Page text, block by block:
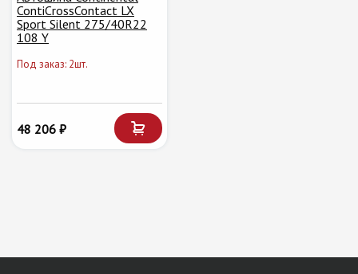
ContiCrossContact LX
Sport Silent 275/40R22
108 Y
Под заказ: 2шт.
48 206 ₽